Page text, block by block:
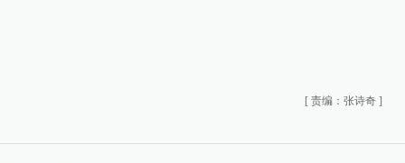
[ 责编：张诗奇 ]